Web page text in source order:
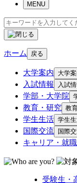
MENU
ホーム 戻る
大学案内 大学
入試情報 入試
学部・大学院
教育・研究 教
学生生活 学生
国際交流 国際
キャリア・就
受験生・